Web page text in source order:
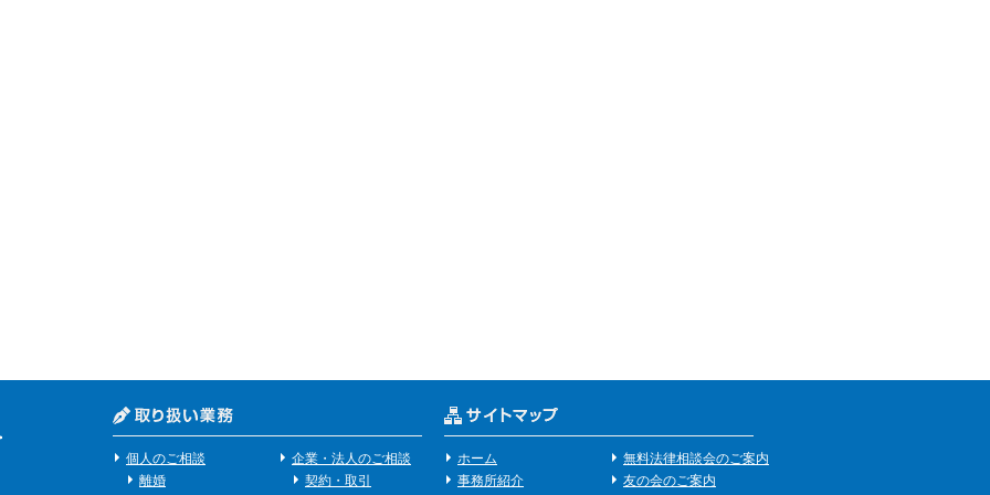
個人のご相談
離婚
企業・法人のご相談
契約・取引
ホーム
事務所紹介
無料法律相談会のご案内
友の会のご案内